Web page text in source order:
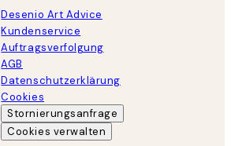
Desenio Art Advice
Kundenservice
Auftragsverfolgung
AGB
Datenschutzerklärung
Cookies
Stornierungsanfrage
Cookies verwalten